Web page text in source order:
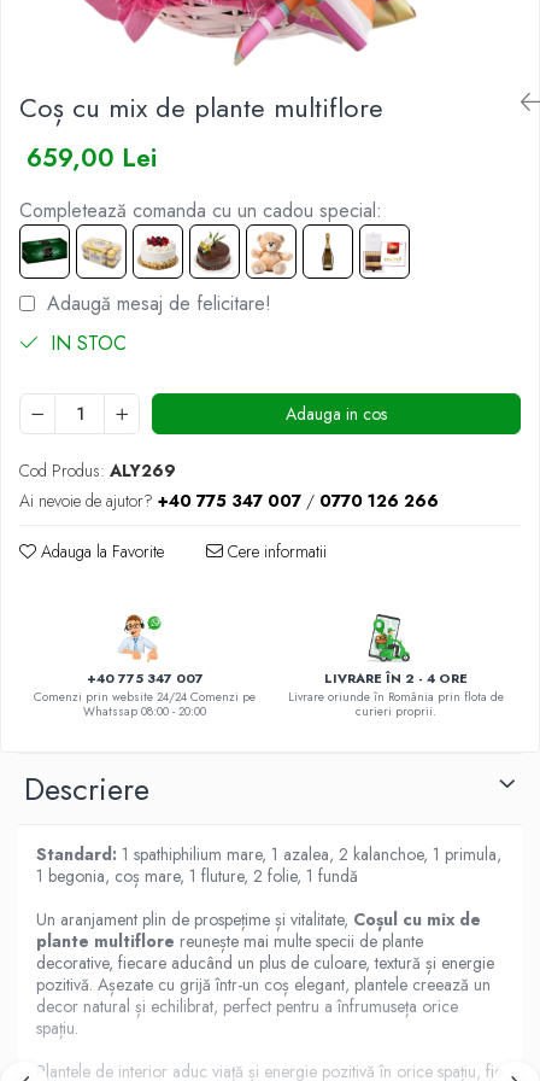
BUCHETE IRISI
BUCHETE LISIANTHUS
BUCHETE MINIROSE
BUCHETE MIXTE
BUCHETE PENTRU BĂRBAȚI
BUCHETE TRANDAFIRI
DE TRANDAFIRI GALBENI
DE TRANDAFIRI MOV
DE TRANDAFIRI MULTICOLORI
DE TRANDAFIRI PORTOCALII
DE TRANDAFIRI ROZ
COȘURI SF. VALENTIN
Coș cu mix de plante multiflore
659,00 Lei
Completează comanda cu un cadou special:
Adaugă mesaj de felicitare!
IN STOC
Adauga in cos
Cod Produs: ALY269
Ai nevoie de ajutor? +40 775 347 007 / 0770 126 266
Adauga la Favorite Cere informatii
+40 775 347 007
Comenzi prin website 24/24 Comenzi pe
Whatssap 08:00 - 20:00
LIVRARE ÎN 2 - 4 ORE
Livrare oriunde în România prin flota de
curieri proprii.
Descriere
Standard: 1 spathiphilium mare, 1 azalea, 2 kalanchoe, 1 primula,
1 begonia, coș mare, 1 fluture, 2 folie, 1 fundă
Un aranjament plin de prospețime și vitalitate, Coșul cu mix de
plante multiflore reunește mai multe specii de plante
decorative, fiecare aducând un plus de culoare, textură și energie
pozitivă. Așezate cu grijă într-un coș elegant, plantele creează un
decor natural și echilibrat, perfect pentru a înfrumuseța orice
spațiu.
Plantele de interior aduc viață și energie pozitivă în orice spațiu, fie